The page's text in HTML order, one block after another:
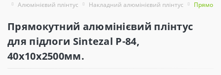
Алюмінієвий плінтус Накладний алюмінієвий плінтус
Прямокутний алюмінієвий плінтус
для підлоги Sintezal P-84,
40х10х2500мм.